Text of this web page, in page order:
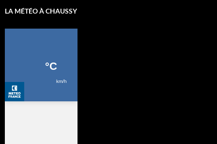
LA MÉTÉO À CHAUSSY